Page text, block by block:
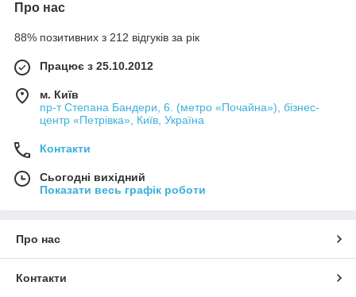
Про нас
88% позитивних з 212 відгуків за рік
Працює з 25.10.2012
м. Київ
пр-т Степана Бандери, 6. (метро «Почайна»), бізнес-
центр «Петрівка», Київ, Україна
Контакти
Сьогодні вихідний
Показати весь графік роботи
Про нас
Контакти